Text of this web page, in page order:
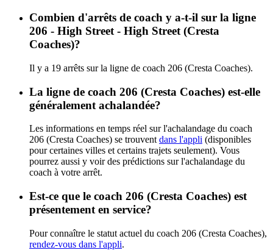
Combien d'arrêts de coach y a-t-il sur la ligne
206 - High Street - High Street (Cresta
Coaches)?
Il y a 19 arrêts sur la ligne de coach 206 (Cresta Coaches).
La ligne de coach 206 (Cresta Coaches) est-elle
généralement achalandée?
Les informations en temps réel sur l'achalandage du coach
206 (Cresta Coaches) se trouvent dans l'appli (disponibles
pour certaines villes et certains trajets seulement). Vous
pourrez aussi y voir des prédictions sur l'achalandage du
coach à votre arrêt.
Est-ce que le coach 206 (Cresta Coaches) est
présentement en service?
Pour connaître le statut actuel du coach 206 (Cresta Coaches),
rendez-vous dans l'appli.